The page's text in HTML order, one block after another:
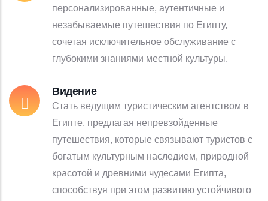
персонализированные, аутентичные и
незабываемые путешествия по Египту,
сочетая исключительное обслуживание с
глубокими знаниями местной культуры.
Видение
Стать ведущим туристическим агентством в
Египте, предлагая непревзойденные
путешествия, которые связывают туристов с
богатым культурным наследием, природной
красотой и древними чудесами Египта,
способствуя при этом развитию устойчивого